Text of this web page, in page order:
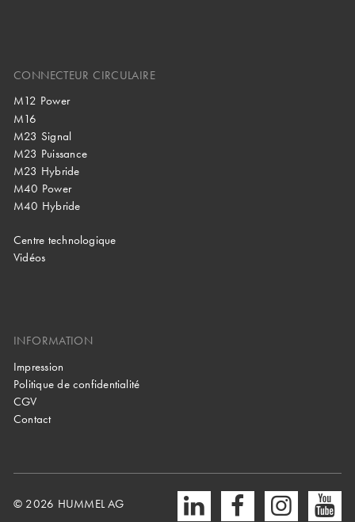
CONNECTEUR CIRCULAIRE
M12 Power
M16
M23 Signal
M23 Puissance
M23 Hybride
M40 Power
M40 Hybride
Centre technologique
Vidéos
INFORMATION
Impression
Politique de confidentialité
CGV
Contact
© 2026 HUMMEL AG